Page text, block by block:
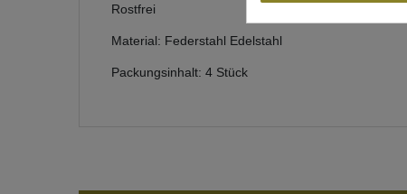
Rostfrei
Material: Federstahl Edelstahl
Packungsinhalt: 4 Stück